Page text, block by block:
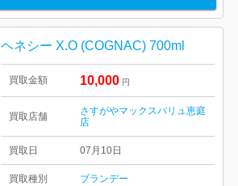
ヘネシー X.O (COGNAC) 700ml
買取金額 10,000 円
買取店舗
さすがやマックスバリュ恵庭
店
買取日 07月10日
買取種別 ブランデー